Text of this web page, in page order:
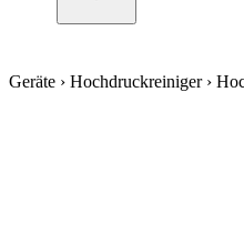
Geräte › Hochdruckreiniger›